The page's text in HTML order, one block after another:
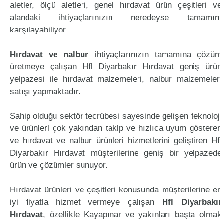
aletler, ölçü aletleri, genel hırdavat ürün çeşitleri
alandaki ihtiyaçlarınızın neredeyse
karşılayabiliyor.
Hırdavat ve nalbur ihtiyaçlarınızın tamamına
üretmeye çalışan Hfl Diyarbakır Hırdavat geniş
yelpazesi ile hırdavat malzemeleri, nalbur
satışı yapmaktadır.
Sahip olduğu sektör tecrübesi sayesinde gelişen
ve ürünleri çok yakından takip ve hızlıca uyum
ve hırdavat ve nalbur ürünleri hizmetlerini geliştiren
Diyarbakır Hırdavat müşterilerine geniş bir
ürün ve çözümler sunuyor.
Hırdavat ürünleri ve çeşitleri konusunda müşterilerine
iyi fiyatla hizmet vermeye çalışan Hfl
Hırdavat, özellikle Kayapınar ve yakınları başta